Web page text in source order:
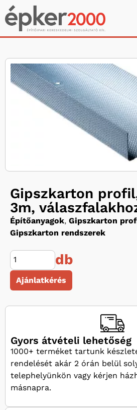
Gipszkarton
3m,
Építőanyagok, Gipszkarton
Gipszkarton rendszerek
db
Ajánlatkérés
Gyors átvételi lehetőség
1000+ terméket tartunk
rendelését akár 2 órán belül
telephelyünkön vagy kérjen
másnapra.